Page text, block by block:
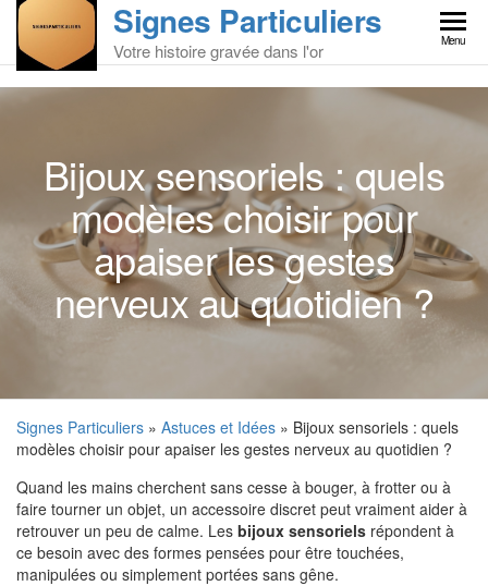
Skip
the
content
Signes Particuliers
Votre histoire gravée dans l'or Menu
Bijoux sensoriels : quels
modèles choisir pour
apaiser les gestes
nerveux au quotidien ?
Signes Particuliers » Astuces et Idées » Bijoux sensoriels : quels
modèles choisir pour apaiser les gestes nerveux au quotidien ?
Quand les mains cherchent sans cesse à bouger, à frotter ou à
faire tourner un objet, un accessoire discret peut vraiment aider à
retrouver un peu de calme. Les bijoux sensoriels répondent à
ce besoin avec des formes pensées pour être touchées,
manipulées ou simplement portées sans gêne.